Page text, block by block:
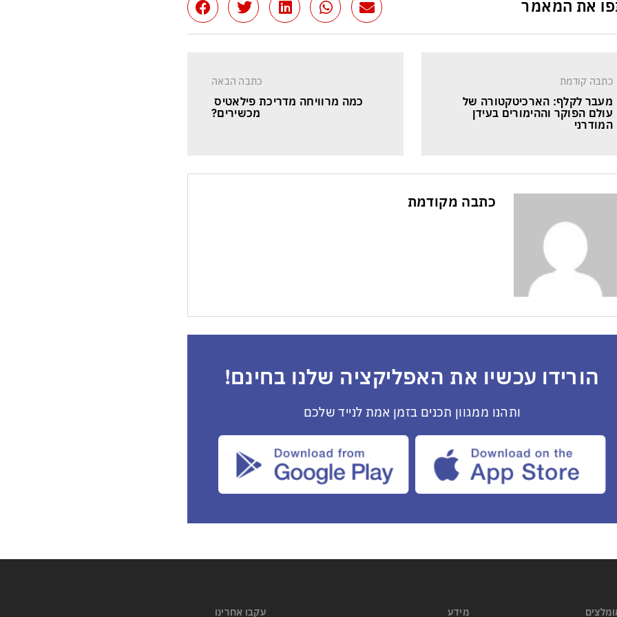
את המאמר
כתבה קודמת
מעבר לקלף: הארכיטקטורה של
עולם הפוקר וההימורים בעידן
המודרני
כתבה הבאה
כמה מרוויחה מדריכת פילאטיס
מכשירים?
כתבה מקודמת
הורידו עכשיו את האפליקציה שלנו בחינם!
ותהנו ממגוון תכנים בזמן אמת לנייד שלכם
מידע עקבו אחרינו